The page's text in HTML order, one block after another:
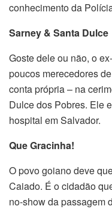
conhecimento da
Sarney & Santa Dulce
Goste dele ou não, o
poucos merecedores
conta própria – na
Dulce dos Pobres. Ele
hospital em Salvador.
Que Gracinha!
O povo goiano deve
Caiado. É o cidadão
no-show da passagem